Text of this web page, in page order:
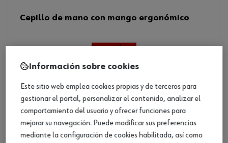
Cepillo de mano con mango ergonómico
Ver producto
Información sobre cookies
Este sitio web emplea cookies propias y de terceros para
gestionar el portal, personalizar el contenido, analizar el
comportamiento del usuario y ofrecer funciones para
mejorar su navegación. Puede modificar sus preferencias
mediante la configuración de cookies habilitada, así como